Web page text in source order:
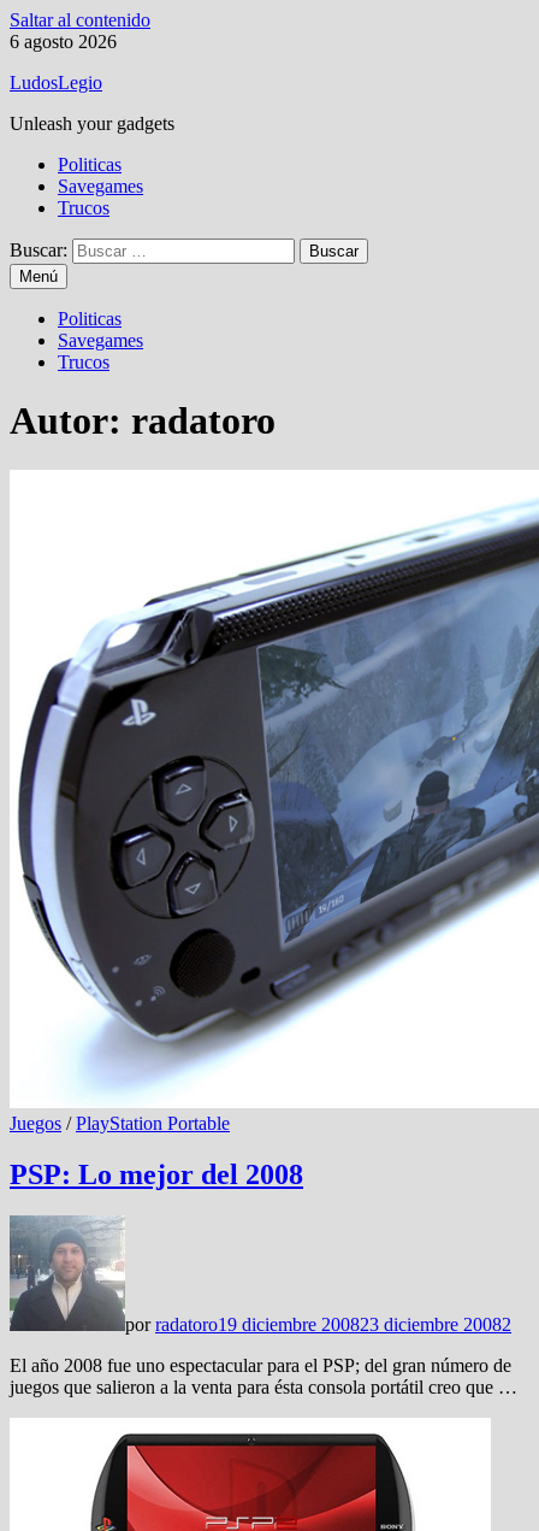
Saltar al contenido
6 agosto 2026
LudosLegio
Unleash your gadgets
Politicas
Savegames
Trucos
Buscar:
Menú
Politicas
Savegames
Trucos
Autor: radatoro
Juegos /PlayStation Portable
PSP: Lo mejor del 2008
porradatoro19 diciembre 200823 diciembre 20082
El año 2008 fue uno espectacular para el PSP; del gran número de
juegos que salieron a la venta para ésta consola portátil creo que …